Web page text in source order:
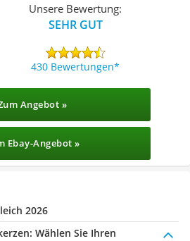
Unsere Bewertung:
SEHR GUT
430 Bewertungen
Angebot »
Ebay-Angebot »
2026
Wählen Sie Ihren